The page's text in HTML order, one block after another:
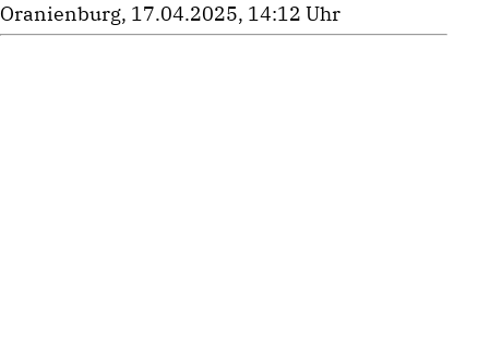
Oranienburg, 17.04.2025, 14:12 Uhr